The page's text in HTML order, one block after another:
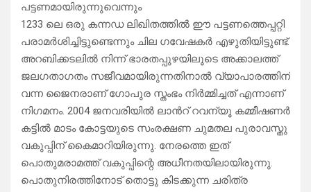
പട്ടണമായിരുന്നുവെന്നും
1233 ലെ ഒരു കന്നഡ ലിഖിതത്തിൽ ഈ പട്ടണത്തെപ്പറ്റി
പരാമർശിച്ചിട്ടുണ്ടെന്നും ചില ഗവേഷകർ എഴുതിയിട്ടുണ്ട്.
അറബിക്കടലിൽ നിന്ന് ഭാരതപ്പുഴയിലൂടെ അക്കാലത്ത്
ജലഗതാഗതം സജീവമായിരുന്നതിനാൽ വ്യാപാരത്തിന്
വന്ന ജൈനരാണ് ഗോപുര സ്തംഭം നിർമ്മിച്ചത് എന്നാണ്
നിഗമനം. 2004 ജനവരിയിൽ ലാൻറ് റവന്യൂ കമ്മീഷണർ
കട്ടിൽ മാടം കോട്ടയുടെ സംരക്ഷണ ചുമതല പുരാവസ്തു
വകുപ്പിന് കൈമാറിയിരുന്നു. നേരത്തെ ഇത്
പൊതുമരാമത്ത് വകുപ്പിന്റെ അധീനതയിലായിരുന്നു.
പൊതുനിരത്തിനോട് തൊട്ടു കിടക്കുന്ന ചരിത്ര